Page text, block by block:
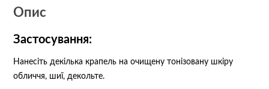
Опис
Застосування:
Нанесіть декілька крапель на очищену тонізовану шкіру
обличчя, шиї, декольте.